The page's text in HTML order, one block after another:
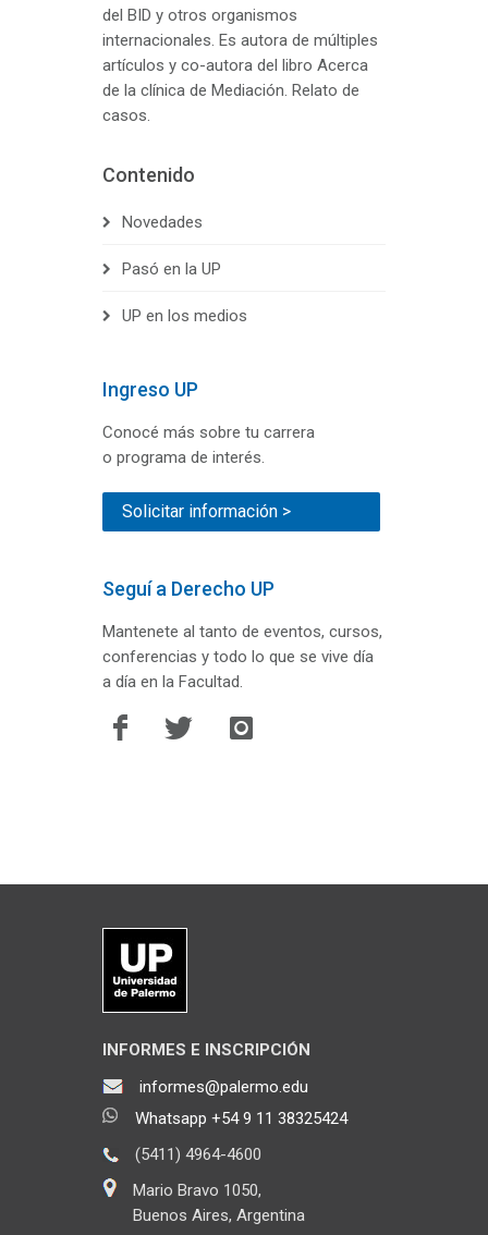
del BID y otros organismos
internacionales. Es autora de múltiples
artículos y co-autora del libro Acerca
de la clínica de Mediación. Relato de
casos.
Contenido
Novedades
Pasó en la UP
UP en los medios
Ingreso UP
Conocé más sobre tu carrera
o programa de interés.
Solicitar información >
Seguí a Derecho UP
Mantenete al tanto de eventos, cursos,
conferencias y todo lo que se vive día
a día en la Facultad.
INFORMES E INSCRIPCIÓN
informes@palermo.edu
Whatsapp +54 9 11 38325424
(5411) 4964-4600
Mario Bravo 1050,
Buenos Aires, Argentina